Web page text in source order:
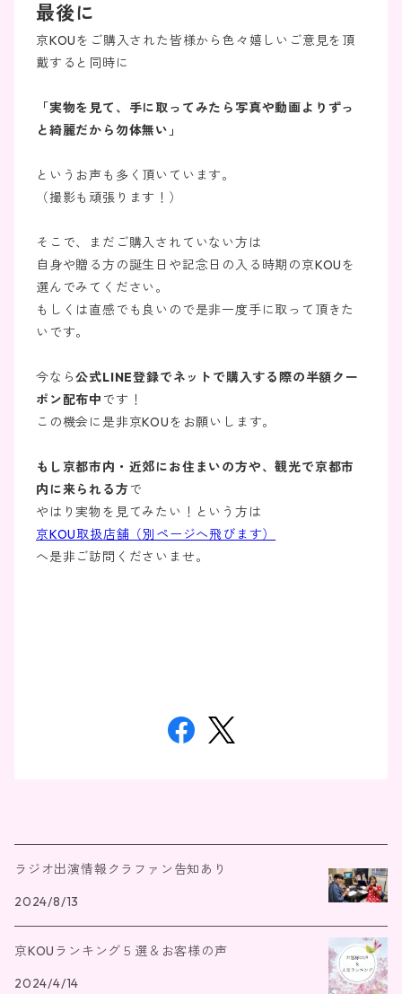
最後に
京KOUをご購入された皆様から色々嬉しいご意見を頂
戴すると同時に
「実物を見て、手に取ってみたら写真や動画よりずっ
と綺麗だから勿体無い」
というお声も多く頂いています。
（撮影も頑張ります！）
そこで、まだご購入されていない方は
自身や贈る方の誕生日や記念日の入る時期の京KOUを
選んでみてください。
もしくは直感でも良いので是非一度手に取って頂きた
いです。
今なら公式LINE登録でネットで購入する際の半額クー
ポン配布中 です！
この機会に是非京KOUをお願いします。
もし京都市内・近郊にお住まいの方や、観光で京都市
内に来られる方 で
やはり実物を見てみたい！という方は
京KOU取扱店舗（別ページへ飛びます）
へ是非ご訪問くださいませ。
ラジオ出演情報クラファン告知あり
2024/8/13
京KOUランキング５選＆お客様の声
2024/4/14